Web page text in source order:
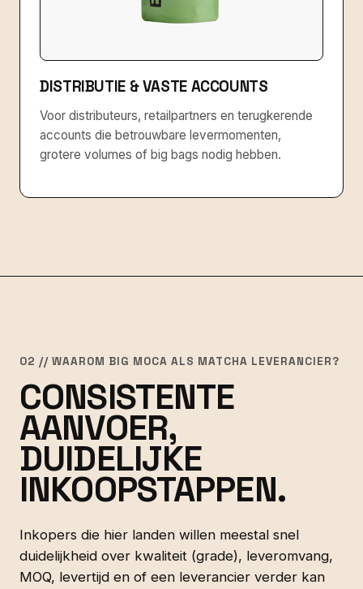
DISTRIBUTIE & VASTE ACCOUNTS
Voor distributeurs, retailpartners en terugkerende
accounts die betrouwbare levermomenten,
grotere volumes of big bags nodig hebben.
02 // WAAROM BIG MOCA ALS MATCHA LEVERANCIER?
CONSISTENTE
AANVOER,
DUIDELIJKE
INKOOPSTAPPEN.
Inkopers die hier landen willen meestal snel
duidelijkheid over kwaliteit (grade), leveromvang,
MOQ, levertijd en of een leverancier verder kan